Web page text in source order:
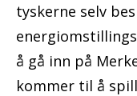
tyskerne selv
å gå inn på
kommer til å